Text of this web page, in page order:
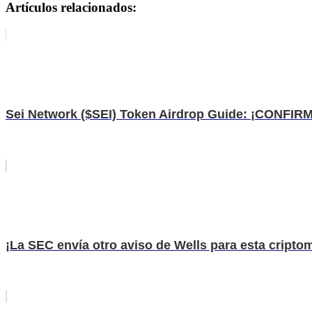
Artículos relacionados:
Sei Network ($SEI) Token Airdrop Guide:
¡La SEC envía otro aviso de Wells para esta